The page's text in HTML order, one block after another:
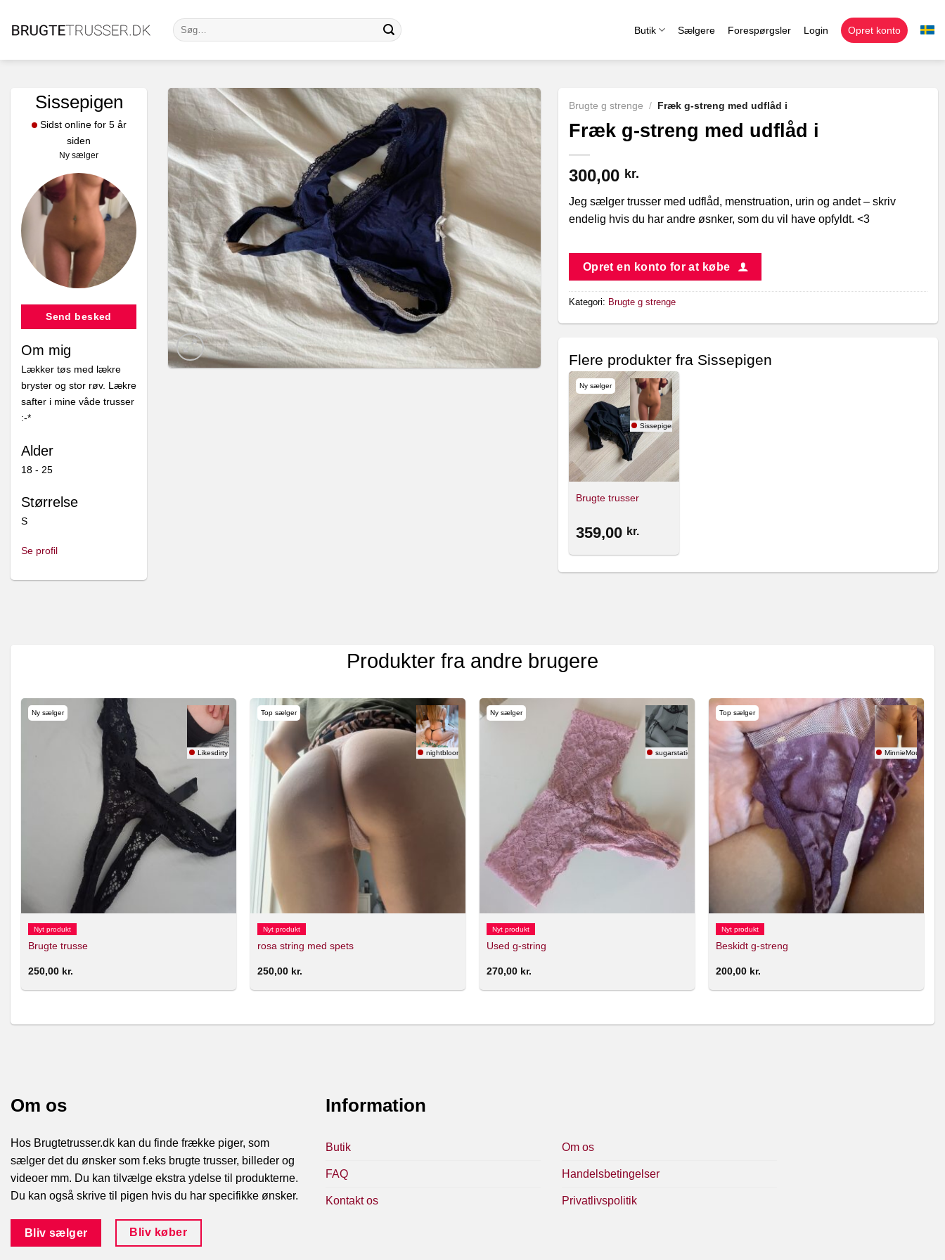
Søg
efter:
Butik Sælgere Forespørgsler Login Opret konto
Sissepigen
Sidst online for 5 år
siden
Ny sælger
Send besked
Om mig
Lækker tøs med lækre
bryster og stor røv. Lækre
safter i mine våde trusser
:-*
Alder
18 - 25
Størrelse
S
Se profil
Brugte g strenge / Fræk g-streng med udflåd i
Fræk g-streng med udflåd i
300,00 kr.
Jeg sælger trusser med udflåd, menstruation, urin og andet – skriv
endelig hvis du har andre øsnker, som du vil have opfyldt. <3
Opret en konto for at købe
Kategori: Brugte g strenge
Flere produkter fra Sissepigen
Ny sælger
Sissepigen
Brugte trusser
359,00 kr.
Produkter fra andre brugere
Ny sælger
Likesdirty
Nyt produkt
Brugte trusse
250,00 kr.
Top sælger
nightbloom 🇸🇪
Nyt produkt
rosa string med spets
250,00 kr.
Ny sælger
sugarstatic
Nyt produkt
Used g-string
270,00 kr.
Top sælger
MinnieMouse
Nyt produkt
Beskidt g-streng
200,00 kr.
Om os
Hos Brugtetrusser.dk kan du finde frække piger, som
sælger det du ønsker som f.eks brugte trusser, billeder og
videoer mm. Du kan tilvælge ekstra ydelse til produkterne.
Du kan også skrive til pigen hvis du har specifikke ønsker.
Bliv sælger Bliv køber
Information
Butik
FAQ
Kontakt os
Om os
Handelsbetingelser
Privatlivspolitik